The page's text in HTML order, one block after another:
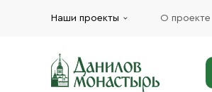
Наши проекты О проекте